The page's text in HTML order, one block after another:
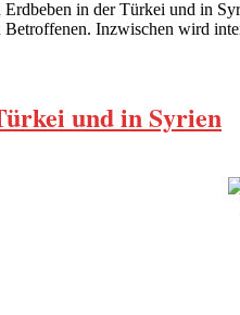
in der Türkei und in
Betroffenen. Inzwischen wird
und in Syrien